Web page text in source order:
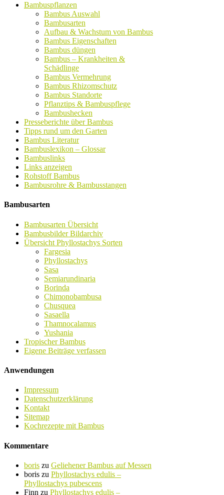
Bambuspflanzen
Bambus Auswahl
Bambusarten
Aufbau & Wachstum von Bambus
Bambus Eigenschaften
Bambus düngen
Bambus – Krankheiten &
Schädlinge
Bambus Vermehrung
Bambus Rhizomschutz
Bambus Standorte
Pflanztips & Bambuspflege
Bambushecken
Presseberichte über Bambus
Tipps rund um den Garten
Bambus Literatur
Bambuslexikon – Glossar
Bambuslinks
Links anzeigen
Rohstoff Bambus
Bambusrohre & Bambusstangen
Bambusarten
Bambusarten Übersicht
Bambusbilder Bildarchiv
Übersicht Phyllostachys Sorten
Fargesia
Phyllostachys
Sasa
Semiarundinaria
Borinda
Chimonobambusa
Chusquea
Sasaella
Thamnocalamus
Yushania
Tropischer Bambus
Eigene Beiträge verfassen
Anwendungen
Impressum
Datenschutzerklärung
Kontakt
Sitemap
Kochrezepte mit Bambus
Kommentare
boris zu Geliehener Bambus auf Messen
boris zu Phyllostachys edulis –
Phyllostachys pubescens
Finn zu Phyllostachys edulis –